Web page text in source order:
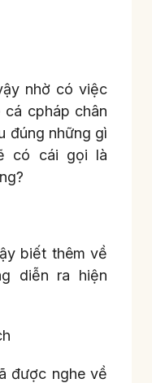
có việc
cá cpháp chân
đúng những gì
có cái gọi là
thêm về
diễn ra hiện
nghe về